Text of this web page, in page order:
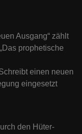
Ausgang“ zählt
prophetische
einen neuen
eingesetzt
den Hüter-